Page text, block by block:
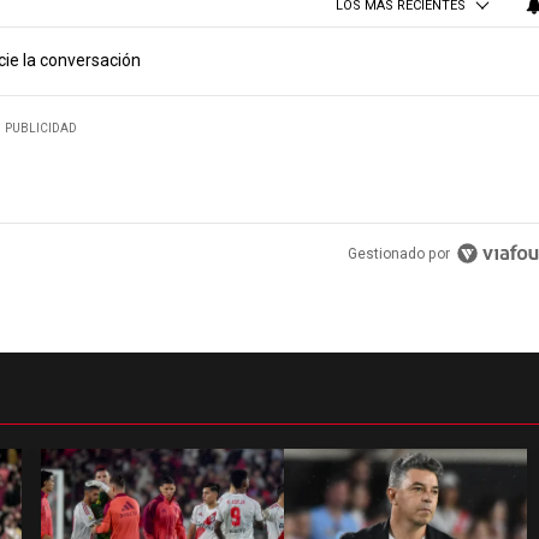
LOS MÁS RECIENTES
la conversación
PUBLICIDAD
Gestionado por